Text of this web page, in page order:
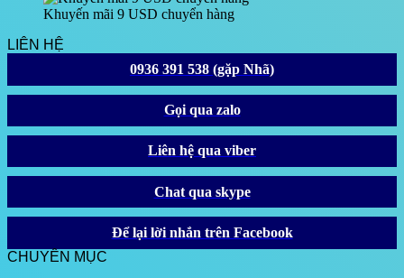
Khuyến mãi 9 USD chuyển hàng
LIÊN HỆ
0936 391 538 (gặp Nhã)
Gọi qua zalo
Liên hệ qua viber
Chat qua skype
Để lại lời nhắn trên Facebook
CHUYÊN MỤC